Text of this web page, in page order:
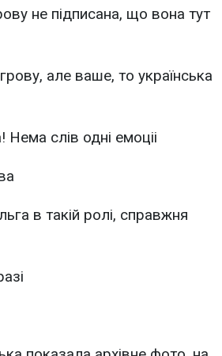
не підписана, що вона тут
але ваше, то українська
слів одні емоціі
в такій ролі, справжня